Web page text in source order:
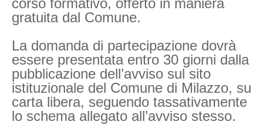
gratuita dal Comune.
La domanda di partecipazione dovrà
essere presentata entro 30 giorni dalla
pubblicazione dell’avviso sul sito
istituzionale del Comune di Milazzo, su
carta libera, seguendo tassativamente
lo schema allegato all’avviso stesso.